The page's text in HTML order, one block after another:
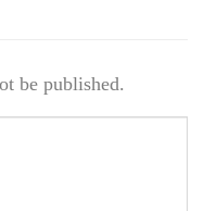
be published.